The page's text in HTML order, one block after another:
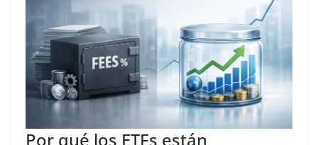
Por qué los ETFs están